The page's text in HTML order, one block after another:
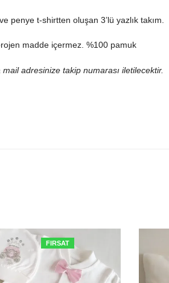
penye t-shirtten oluşan 3’lü yazlık takım.
madde içermez. %100 pamuk
adresinize takip numarası iletilecektir.
FIRSAT